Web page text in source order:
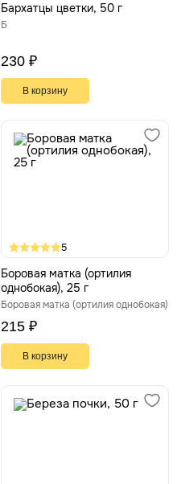
Бархатцы цветки, 50 г
Б
230 ₽
В корзину
5
Боровая матка (ортилия
однобокая), 25 г
Боровая матка (ортилия однобокая)
215 ₽
В корзину